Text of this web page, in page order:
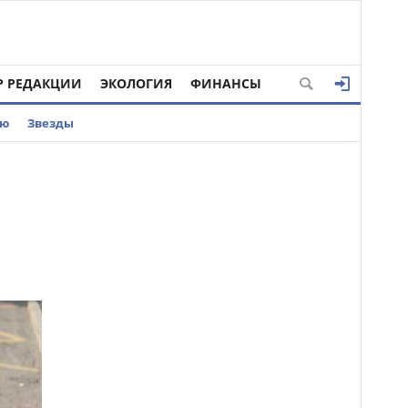
РЕДАКЦИИ ЭКОЛОГИЯ ФИНАНСЫ
Звезды